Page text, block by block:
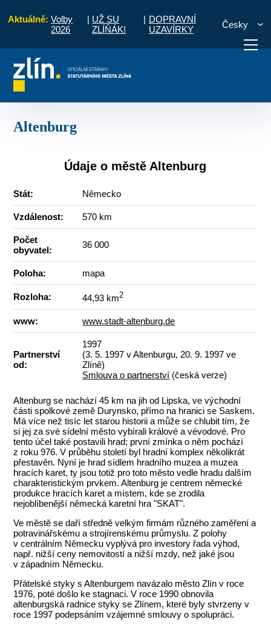
Aktuálně: Volby
2026
| UŽ SU
ZLÍŇÁK!
| DOPRAVNÍ
UZAVÍRKY
Česky
vyřídit
Altenburg
Údaje o městě Altenburg
Stát: Německo
Vzdálenost: 570 km
Počet
obyvatel:
36 000
Poloha: mapa
Rozloha: 44,93 km2
www: www.stadt-altenburg.de
Partnerství
od:
1997
(3. 5. 1997 v Altenburgu, 20. 9. 1997 ve
Zlíně)
Smlouva o partnerství (česká verze)
Altenburg se nachází 45 km na jih od Lipska, ve východní
části spolkové země Durynsko, přímo na hranici se Saskem.
Má více než tisíc let starou historii a může se chlubit tím, že
si jej za své sídelní město vybírali králové a vévodové. Pro
tento účel také postavili hrad; první zmínka o něm pochází
z roku 976. V průběhu století byl hradní komplex několikrát
přestavěn. Nyní je hrad sídlem hradního muzea a muzea
hracích karet, ty jsou totiž pro toto město vedle hradu dalším
charakteristickým prvkem. Altenburg je centrem německé
produkce hracích karet a místem, kde se zrodila
nejoblíbenější německá karetní hra "SKAT".
Ve městě se daří středně velkým firmám různého zaměření a
potravinářskému a strojírenskému průmyslu. Z polohy
v centrálním Německu vyplývá pro investory řada výhod,
např. nižší ceny nemovitostí a nižší mzdy, než jaké jsou
v západním Německu.
Přátelské styky s Altenburgem navázalo město Zlín v roce
1976, poté došlo ke stagnaci. V roce 1990 obnovila
altenburgská radnice styky se Zlínem, které byly stvrzeny v
roce 1997 podepsáním vzájemné smlouvy o spolupráci.